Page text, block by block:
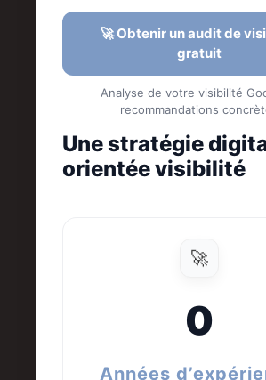
🚀 Obtenir un audit de
gratuit
Analyse de votre visibilité
recommandations
Une stratégie
orientée visibilité
🚀
0
Années